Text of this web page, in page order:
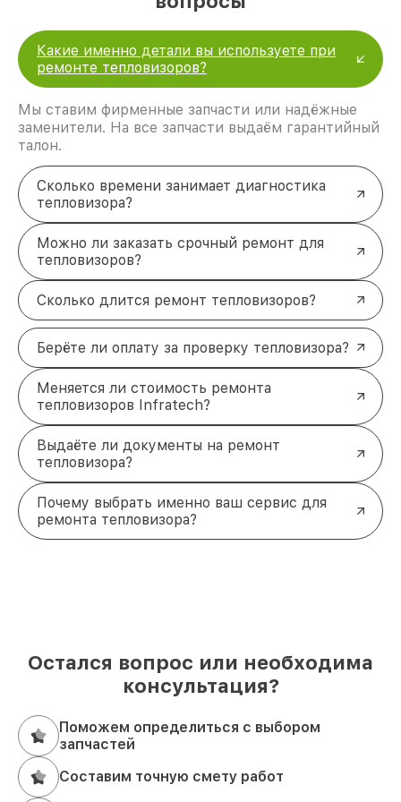
Какие именно детали вы используете при
ремонте тепловизоров?
Мы ставим фирменные запчасти или надёжные
заменители. На все запчасти выдаём гарантийный
талон.
Сколько времени занимает диагностика
тепловизора?
Можно ли заказать срочный ремонт для
тепловизоров?
Сколько длится ремонт тепловизоров?
Берёте ли оплату за проверку тепловизора?
Меняется ли стоимость ремонта
тепловизоров Infratech?
Выдаёте ли документы на ремонт
тепловизора?
Почему выбрать именно ваш сервис для
ремонта тепловизора?
Остался вопрос или необходима
консультация?
Поможем определиться с выбором
запчастей
Составим точную смету работ